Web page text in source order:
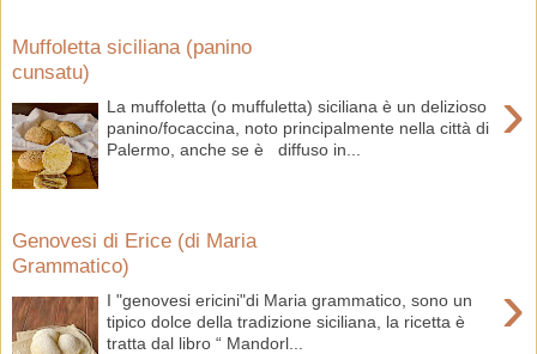
Muffoletta siciliana (panino
cunsatu)
›
La muffoletta (o muffuletta) siciliana è un delizioso
panino/focaccina, noto principalmente nella città di
Palermo, anche se è diffuso in...
Genovesi di Erice (di Maria
Grammatico)
›
I "genovesi ericini"di Maria grammatico, sono un
tipico dolce della tradizione siciliana, la ricetta è
tratta dal libro “ Mandorl...